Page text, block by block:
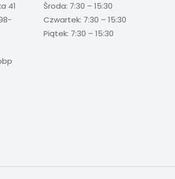
41
Środa: 7:30 – 15:30
Czwartek: 7:30 – 15:30
Piątek: 7:30 – 15:30